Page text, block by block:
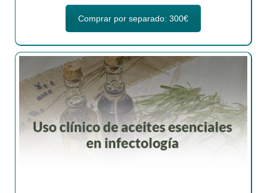
Comprar por separado: 300€